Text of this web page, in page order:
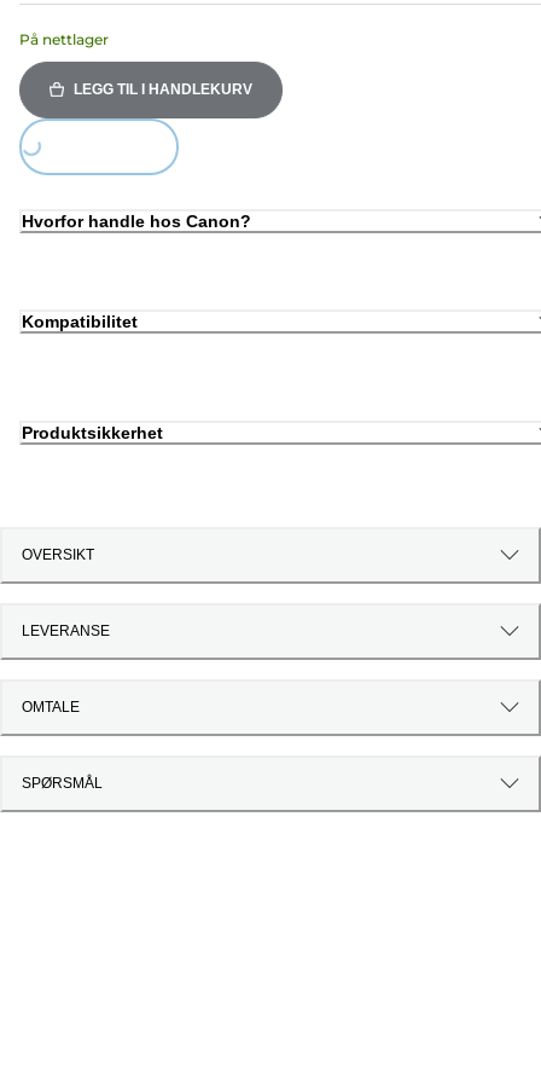
På nettlager
LEGG TIL I HANDLEKURV
Loading...
Hvorfor handle hos Canon?
Kompatibilitet
Produktsikkerhet
OVERSIKT
LEVERANSE
OMTALE
SPØRSMÅL